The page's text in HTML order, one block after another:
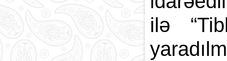
ilə